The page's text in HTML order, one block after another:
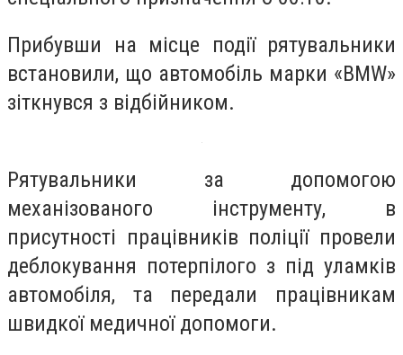
Прибувши на місце події рятувальники
встановили, що автомобіль марки «BMW»
зіткнувся з відбійником.
Рятувальники за допомогою
механізованого інструменту, в
присутності працівників поліції провели
деблокування потерпілого з під уламків
автомобіля, та передали працівникам
швидкої медичної допомоги.